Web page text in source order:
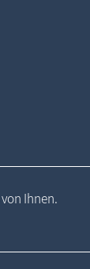
von Ihnen.